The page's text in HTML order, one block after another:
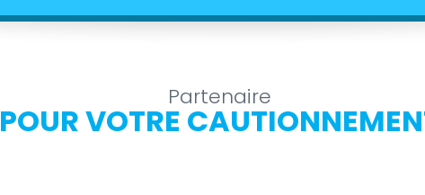
Partenaire
POUR VOTRE